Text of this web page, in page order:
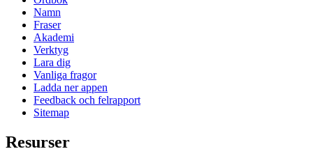
Namn
Fraser
Akademi
Verktyg
Lara dig
Vanliga fragor
Ladda ner appen
Feedback och felrapport
Sitemap
Resurser